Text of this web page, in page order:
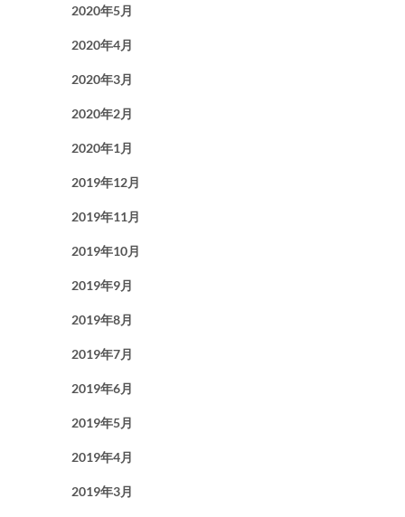
2020年5月
2020年4月
2020年3月
2020年2月
2020年1月
2019年12月
2019年11月
2019年10月
2019年9月
2019年8月
2019年7月
2019年6月
2019年5月
2019年4月
2019年3月